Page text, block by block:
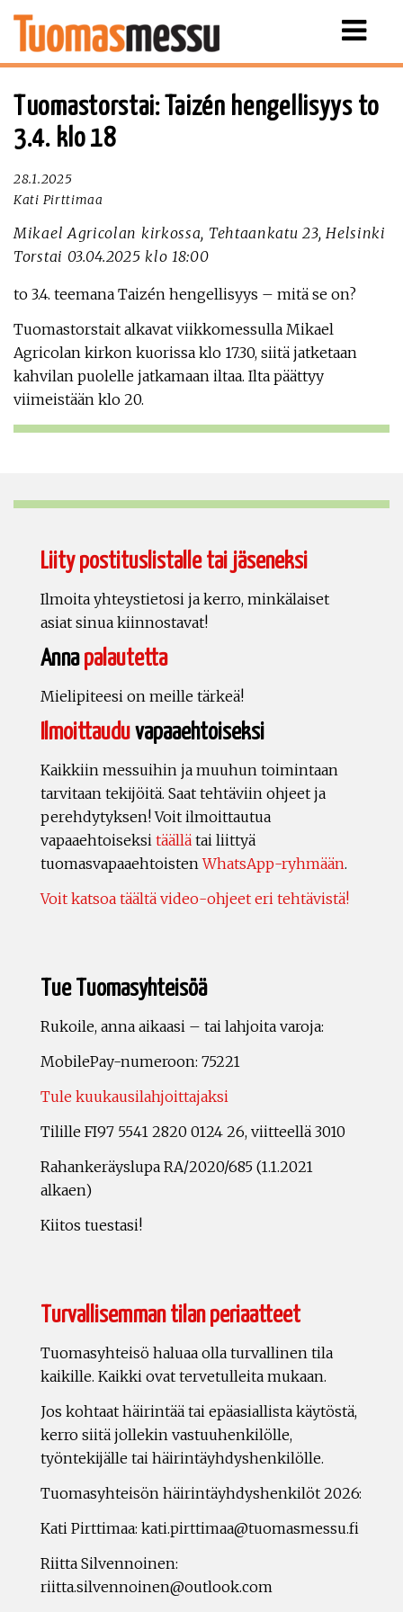
Näytä
Tuomastorstai: Taizén hengellisyys to
3.4. klo 18
28.1.2025
Kati Pirttimaa
Mikael Agricolan kirkossa, Tehtaankatu 23, Helsinki
Torstai 03.04.2025 klo 18:00
to 3.4. teemana Taizén hengellisyys – mitä se on?
Tuomastorstait alkavat viikkomessulla Mikael
Agricolan kirkon kuorissa klo 17.30, siitä jatketaan
kahvilan puolelle jatkamaan iltaa. Ilta päättyy
viimeistään klo 20.
Liity postituslistalle tai jäseneksi
Ilmoita yhteystietosi ja kerro, minkälaiset
asiat sinua kiinnostavat!
Annapalautetta
Mielipiteesi on meille tärkeä!
Ilmoittauduvapaaehtoiseksi
Kaikkiin messuihin ja muuhun toimintaan
tarvitaan tekijöitä. Saat tehtäviin ohjeet ja
perehdytyksen! Voit ilmoittautua
vapaaehtoiseksi täällä tai liittyä
tuomasvapaaehtoistenWhatsApp-ryhmään.
Voit katsoa täältä video-ohjeet eri tehtävistä!
Tue Tuomasyhteisöä
Rukoile, anna aikaasi – tai lahjoita varoja:
MobilePay-numeroon: 75221
Tule kuukausilahjoittajaksi
Tilille FI97 5541 2820 0124 26, viitteellä 3010
Rahankeräyslupa RA/2020/685 (1.1.2021
alkaen)
Kiitos tuestasi!
Turvallisemman tilan periaatteet
Tuomasyhteisö haluaa olla turvallinen tila
kaikille. Kaikki ovat tervetulleita mukaan.
Jos kohtaat häirintää tai epäasiallista käytöstä,
kerro siitä jollekin vastuuhenkilölle,
työntekijälle tai häirintäyhdyshenkilölle.
Tuomasyhteisön häirintäyhdyshenkilöt 2026:
Kati Pirttimaa: kati.pirttimaa@tuomasmessu.fi
Riitta Silvennoinen:
riitta.silvennoinen@outlook.com